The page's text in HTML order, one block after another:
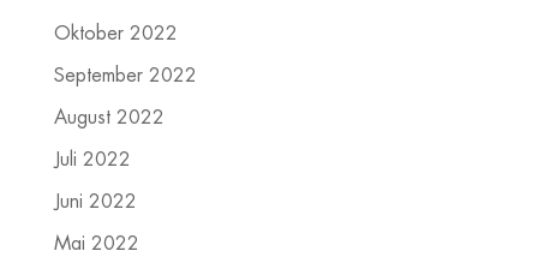
Oktober 2022
September 2022
August 2022
Juli 2022
Juni 2022
Mai 2022